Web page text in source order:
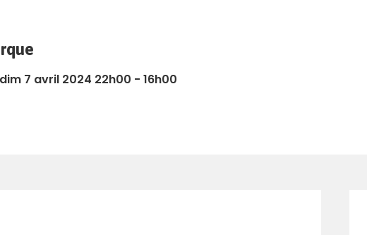
7 avril 2024 22h00 - 16h00